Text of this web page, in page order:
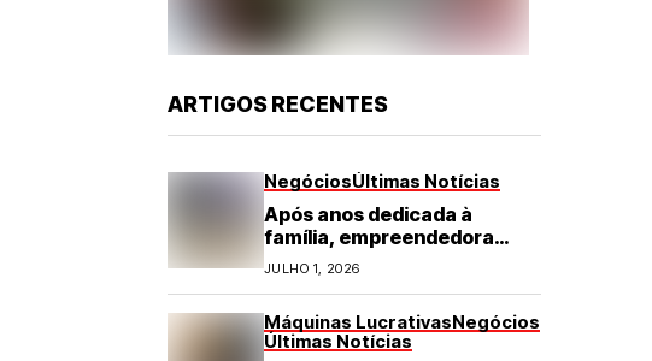
ARTIGOS RECENTES
NegóciosÚltimas Notícias
Após anos dedicada à
família, empreendedora
transforma franquia de
turismo em negócio de
JULHO 1, 2026
Máquinas LucrativasNegócios
Últimas Notícias